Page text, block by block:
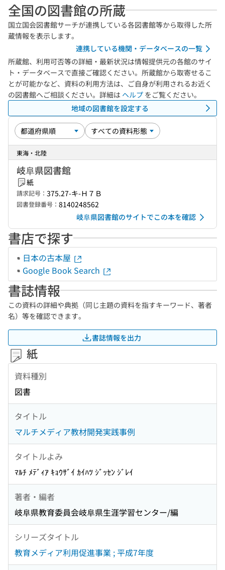
全国の図書館の所蔵
国立国会図書館サーチが連携している各図書館等から取得した所
蔵情報を表示します。
連携している機関・データベースの一覧
所蔵館、利用可否等の詳細・最新状況は情報提供元の各館のサイ
ト・データベースで直接ご確認ください。所蔵館から取寄せるこ
とが可能かなど、資料の利用方法は、ご自身が利用されるお近く
の図書館へご相談ください。詳細は ヘルプ をご覧ください。
地域の図書館を設定する
東海・北陸
岐阜県図書館
紙
請求記号： 375.27-キ-Ｈ７Ｂ
図書登録番号： 8140248562
岐阜県図書館のサイトでこの本を確認
書店で探す
日本の古本屋
Google Book Search
書誌情報
この資料の詳細や典拠（同じ主題の資料を指すキーワード、著者
名）等を確認できます。
書誌情報を出力
紙
資料種別
図書
タイトル
マルチメディア教材開発実践事例
タイトルよみ
ﾏﾙﾁ ﾒﾃﾞｨｱ ｷｮｳｻﾞｲ ｶｲﾊﾂ ｼﾞｯｾﾝ ｼﾞﾚｲ
著者・編者
岐阜県教育委員会岐阜県生涯学習センター/編
シリーズタイトル
教育メディア利用促進事業 ; 平成7年度